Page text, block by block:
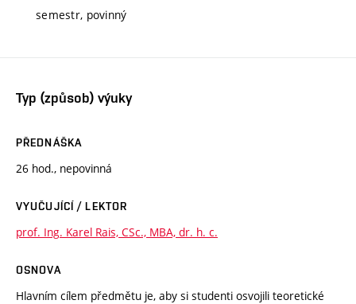
semestr, povinný
Typ (způsob) výuky
PŘEDNÁŠKA
26 hod., nepovinná
VYUČUJÍCÍ / LEKTOR
prof. Ing. Karel Rais, CSc., MBA, dr. h. c.
OSNOVA
Hlavním cílem předmětu je, aby si studenti osvojili teoretické